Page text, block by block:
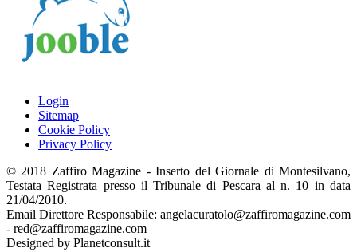
Login
Sitemap
Cookie Policy
Privacy Policy
© 2018 Zaffiro Magazine - Inserto del Giornale di Montesilvano,
Testata Registrata presso il Tribunale di Pescara al n. 10 in data
21/04/2010.
Email Direttore Responsabile: angelacuratolo@zaffiromagazine.com
- red@zaffiromagazine.com
Designed by Planetconsult.it